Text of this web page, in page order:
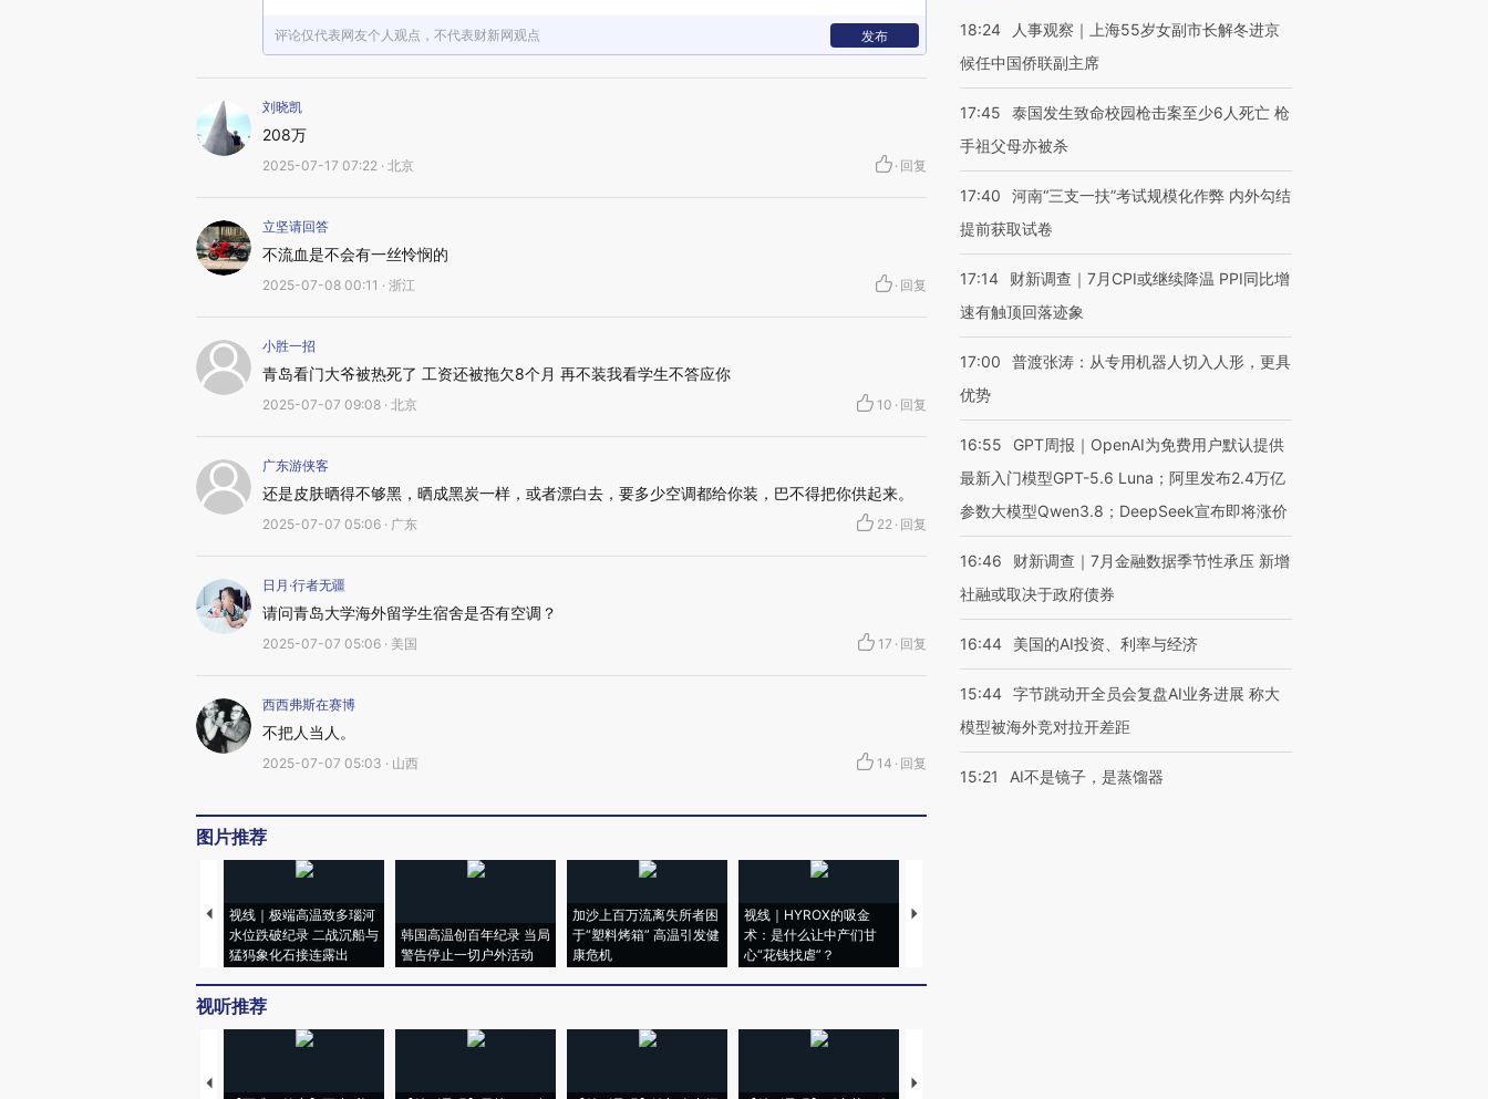
评论仅代表网友个人观点，不代表财新网观点 发布
刘晓凯
208万
2025-07-17 07:22 · 北京 · 回复
立坚请回答
不流血是不会有一丝怜悯的
2025-07-08 00:11 · 浙江 · 回复
小胜一招
青岛看门大爷被热死了 工资还被拖欠8个月 再不装我看学生不答应你
2025-07-07 09:08 · 北京 10 · 回复
广东游侠客
还是皮肤晒得不够黑，晒成黑炭一样，或者漂白去，要多少空调都给你装，巴不得把你供起来。
2025-07-07 05:06 · 广东 22 · 回复
日月·行者无疆
请问青岛大学海外留学生宿舍是否有空调？
2025-07-07 05:06 · 美国 17 · 回复
西西弗斯在赛博
不把人当人。
2025-07-07 05:03 · 山西 14 · 回复
图片推荐
视线｜极端高温致多瑙河
水位跌破纪录 二战沉船与
猛犸象化石接连露出
韩国高温创百年纪录 当局
警告停止一切户外活动
加沙上百万流离失所者困
于“塑料烤箱” 高温引发健
康危机
视线｜HYROX的吸金
术：是什么让中产们甘
心“花钱找虐”？
马航飞行员跨国走私7万
视听推荐
【推广】走进第四届链博
18:24
人事观察｜上海55岁女副市长解冬进京
候任中国侨联副主席
17:45
泰国发生致命校园枪击案至少6人死亡 枪
手祖父母亦被杀
17:40
河南“三支一扶”考试规模化作弊 内外勾结
提前获取试卷
17:14
财新调查｜7月CPI或继续降温 PPI同比增
速有触顶回落迹象
17:00
普渡张涛：从专用机器人切入人形，更具
优势
16:55
GPT周报｜OpenAI为免费用户默认提供
最新入门模型GPT-5.6 Luna；阿里发布2.4万亿
参数大模型Qwen3.8；DeepSeek宣布即将涨价
16:46
财新调查｜7月金融数据季节性承压 新增
社融或取决于政府债券
16:44 美国的AI投资、利率与经济
15:44 字节跳动开全员会复盘AI业务进展 称大
模型被海外竞对拉开差距
15:21 AI不是镜子，是蒸馏器